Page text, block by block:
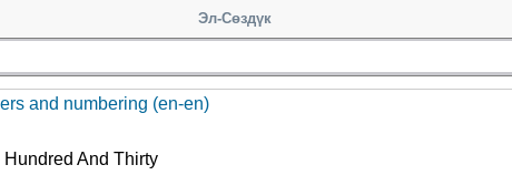
Эл-Сөздүк
and numbering (en-en)
Hundred And Thirty